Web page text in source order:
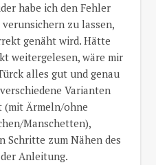
habe ich den Fehler
zu lassen,
genäht wird. Hätte
weitergelesen, wäre mir
alles gut und genau
Varianten
(mit Ärmeln/ohne
Manschetten),
Schritte zum Nähen des
Anleitung.